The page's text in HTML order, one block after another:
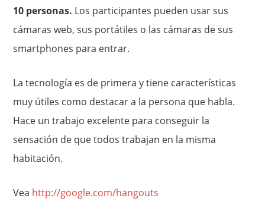
10 personas. Los participantes pueden usar sus
cámaras web, sus portátiles o las cámaras de sus
smartphones para entrar.
La tecnología es de primera y tiene características
muy útiles como destacar a la persona que habla.
Hace un trabajo excelente para conseguir la
sensación de que todos trabajan en la misma
habitación.
Vea http://google.com/hangouts